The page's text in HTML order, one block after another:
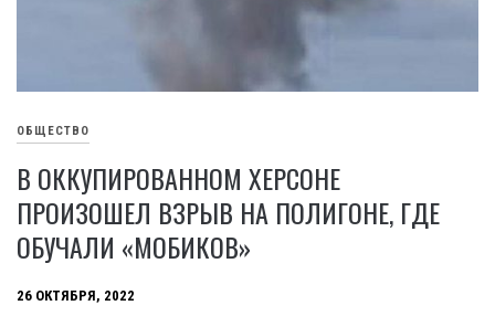
ОБЩЕСТВО
В ОККУПИРОВАННОМ ХЕРСОНЕ
ПРОИЗОШЕЛ ВЗРЫВ НА ПОЛИГОНЕ, ГДЕ
ОБУЧАЛИ «МОБИКОВ»
26 ОКТЯБРЯ, 2022